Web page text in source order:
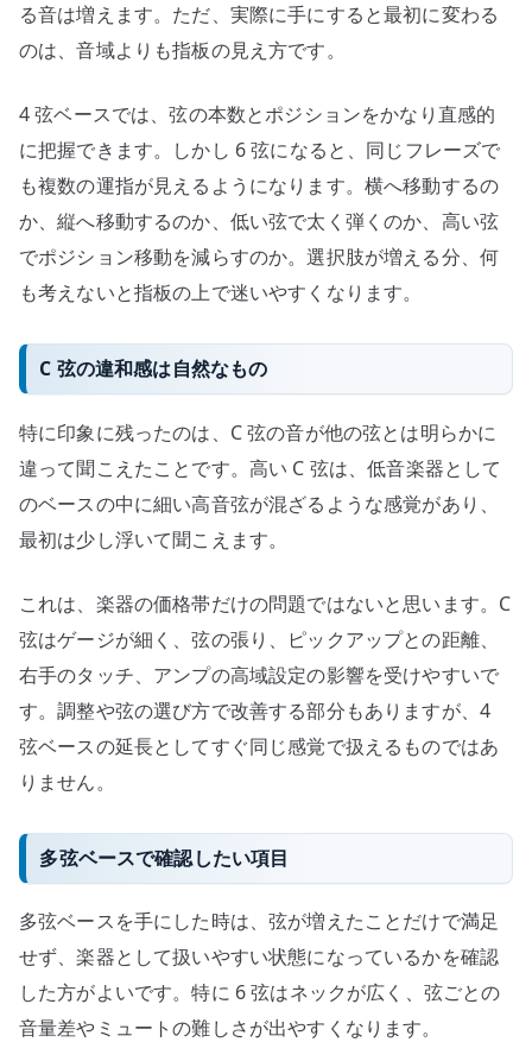
る音は増えます。ただ、実際に手にすると最初に変わる
のは、音域よりも指板の見え方です。
4 弦ベースでは、弦の本数とポジションをかなり直感的
に把握できます。しかし 6 弦になると、同じフレーズで
も複数の運指が見えるようになります。横へ移動するの
か、縦へ移動するのか、低い弦で太く弾くのか、高い弦
でポジション移動を減らすのか。選択肢が増える分、何
も考えないと指板の上で迷いやすくなります。
C 弦の違和感は自然なもの
特に印象に残ったのは、C 弦の音が他の弦とは明らかに
違って聞こえたことです。高い C 弦は、低音楽器として
のベースの中に細い高音弦が混ざるような感覚があり、
最初は少し浮いて聞こえます。
これは、楽器の価格帯だけの問題ではないと思います。C
弦はゲージが細く、弦の張り、ピックアップとの距離、
右手のタッチ、アンプの高域設定の影響を受けやすいで
す。調整や弦の選び方で改善する部分もありますが、4
弦ベースの延長としてすぐ同じ感覚で扱えるものではあ
りません。
多弦ベースで確認したい項目
多弦ベースを手にした時は、弦が増えたことだけで満足
せず、楽器として扱いやすい状態になっているかを確認
した方がよいです。特に 6 弦はネックが広く、弦ごとの
音量差やミュートの難しさが出やすくなります。